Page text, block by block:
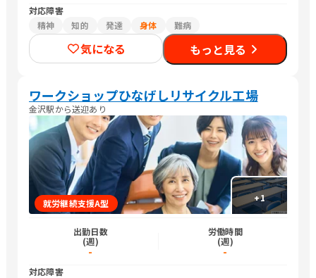
対応障害
精神
知的 発達 身体 難病
気になる もっと見る
ワークショップひなげしリサイクル工場
金沢駅から送迎あり
+1
就労継続支援A型
出勤日数
(週)
-
労働時間
(週)
-
対応障害